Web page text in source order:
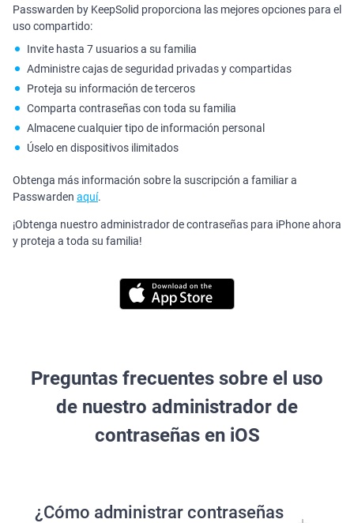
Passwarden by KeepSolid proporciona las mejores opciones para el
uso compartido:
Invite hasta 7 usuarios a su familia
Administre cajas de seguridad privadas y compartidas
Proteja su información de terceros
Comparta contraseñas con toda su familia
Almacene cualquier tipo de información personal
Úselo en dispositivos ilimitados
Obtenga más información sobre la suscripción a familiar a
Passwarden aquí.
¡Obtenga nuestro administrador de contraseñas para iPhone ahora
y proteja a toda su familia!
Preguntas frecuentes sobre el uso
de nuestro administrador de
contraseñas en iOS
¿Cómo administrar contraseñas